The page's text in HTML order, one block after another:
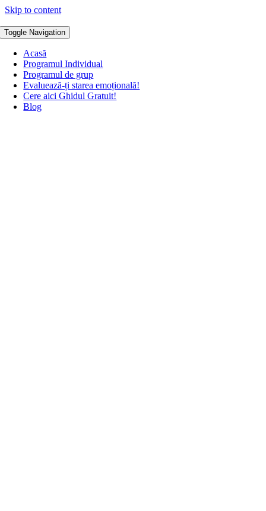
Skip to content
Toggle Navigation
Acasă
Programul Individual
Programul de grup
Evaluează-ți starea emoțională!
Cere aici Ghidul Gratuit!
Blog